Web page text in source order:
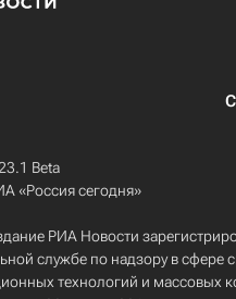
Beta
«Россия сегодня»
РИА Новости
службе по надзору в сфере
технологий и массовых